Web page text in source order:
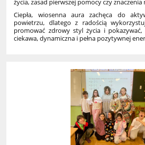
życia, zasad pierwszej pomocy czy
Ciepła, wiosenna aura zachęca do
powietrzu, dlatego z radością
promować zdrowy styl życia i
ciekawa, dynamiczna i pełna pozytywnej